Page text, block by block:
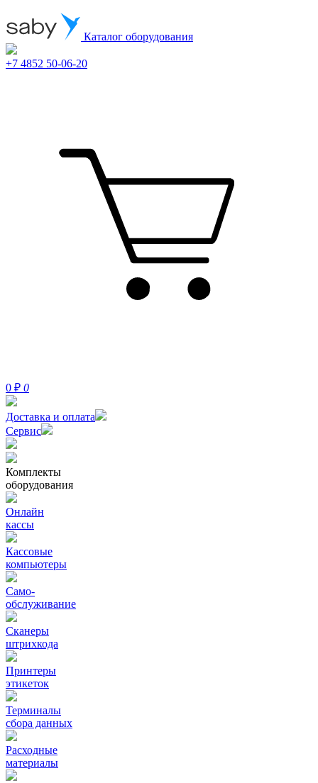
Каталог оборудования
+7 4852 50-06-20
0 ₽ 0
Доставка и оплата
Сервис
Комплекты
оборудования
Онлайн
кассы
Кассовые
компьютеры
Само-
обслуживание
Сканеры
штрихкода
Принтеры
этикеток
Терминалы
сбора данных
Расходные
материалы